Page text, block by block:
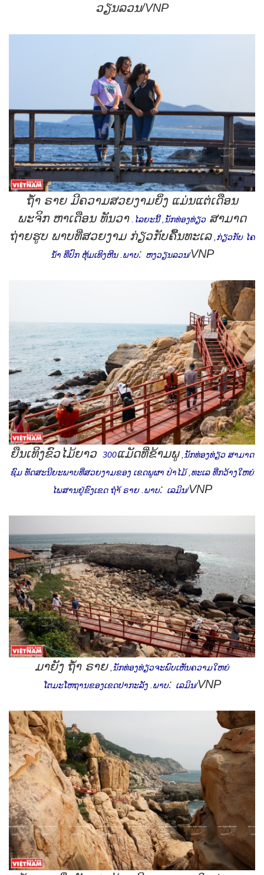
ວຽນລວນ/VNP
ຖໍ້າ ຣາຍ ມີຄວາມສວຍງາມຍິ່ງ ແມ່ນແຕ່ເດືອນ
ພະຈິກ ຫາເດືອນ ທັນວາ. ໄລຍະນີ້, ນັກທ່ອງທ່ຽວສາມາດ
ຖ່າຍຮູບ ພາບທີ່ສວຍງາມ ກ່ຽວກັບຄື້ນທະເລ, ກ່ຽວກັບ ໄຄ
ນໍ້າ ທີ່ປົກ ຫຸ້ມເທິງຫີນ. ພາບ: ຫງວຽນລວນ/VNP
ຍືນເທິງຂົວໄມ້ຍາວ 300ແມັດທີ່ຂ້າມພູ,ນັກທ່ອງທ່ຽວ ສາມາດ
ຊົມ ທັດສະນີຍະພາບທີ່ສວຍງາມຂອງ ເຂດພູຜາ ປ່າໄມ້,ທະເລ ທີ່ກວ້າງໃຫຍ່
ໄພສານຢູ່ຂົງເຂດ ຖຳ້ ຣາຍ.ພາບ: ເລມິນ/VNP
ມາຍັງ ຖໍ້າ ຣາຍ, ນັກທ່ອງທ່ຽວຈະພົບເຫັນຄວາມໃຫຍ່
ໂຕມະໂຫຖານຂອງເຂດປາກະລັງ ພາບ: ເລມິນ/VNP